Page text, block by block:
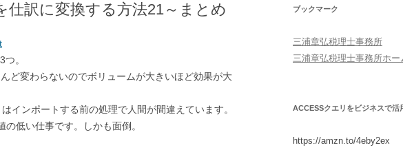
訳に変換する方法21～まとめ
。
ど変わらないのでボリュームが大きいほど効果が大
インポートする前の処理で人間が間違えています。
低い仕事です。しかも面倒。
ブックマーク
三浦章弘税理士事務所
三浦章弘税理士事務所ホー
ACCESSクエリをビジネスで活
https://amzn.to/4eby2ex